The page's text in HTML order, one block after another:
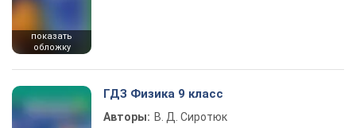
показать
обложку
ГДЗ Физика 9 класс
Авторы: В. Д. Сиротюк